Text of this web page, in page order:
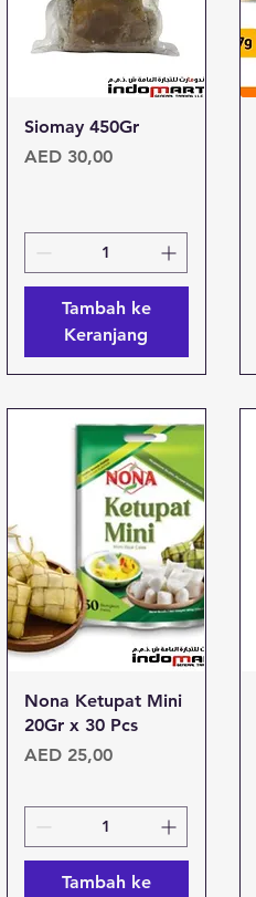
Tampilan Cepat
Siomay 450Gr
Harga
AED 30,00
Tambah ke
Keranjang
Tampilan Cepat
Nona Ketupat Mini
20Gr x 30 Pcs
Harga
AED 25,00
Tambah ke